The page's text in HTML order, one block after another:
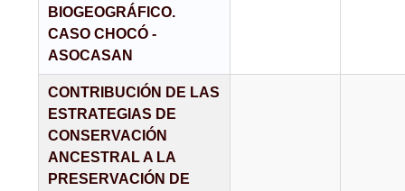
BIOGEOGRÁFICO.
CASO CHOCÓ -
ASOCASAN
CONTRIBUCIÓN DE LAS
ESTRATEGIAS DE
CONSERVACIÓN
ANCESTRAL A LA
PRESERVACIÓN DE